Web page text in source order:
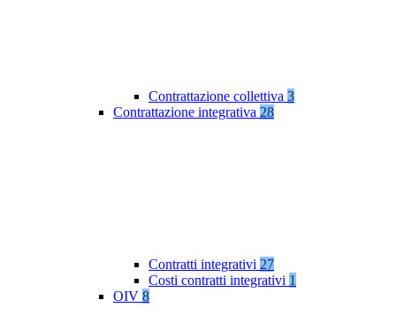
Contrattazione collettiva 3
Contrattazione integrativa 28
Contratti integrativi 27
Costi contratti integrativi 1
OIV 8